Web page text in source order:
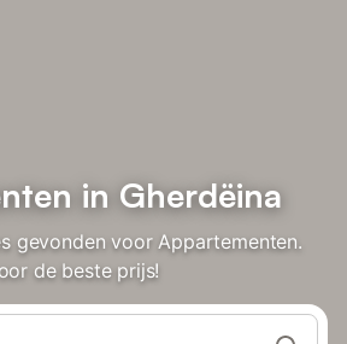
in Gherdëina
gevonden voor Appartementen.
de beste prijs!